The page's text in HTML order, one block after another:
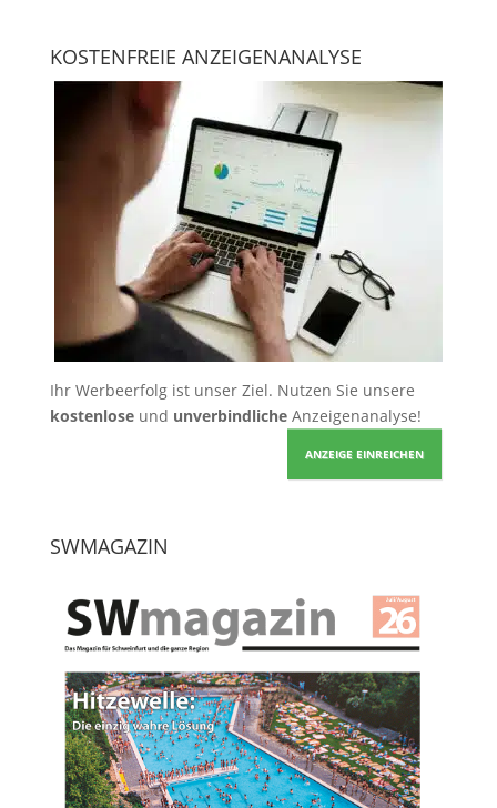
KOSTENFREIE ANZEIGENANALYSE
Ihr Werbeerfolg ist unser Ziel. Nutzen Sie unsere
kostenloseund unverbindlicheAnzeigenanalyse!
ANZEIGE EINREICHEN
SWMAGAZIN